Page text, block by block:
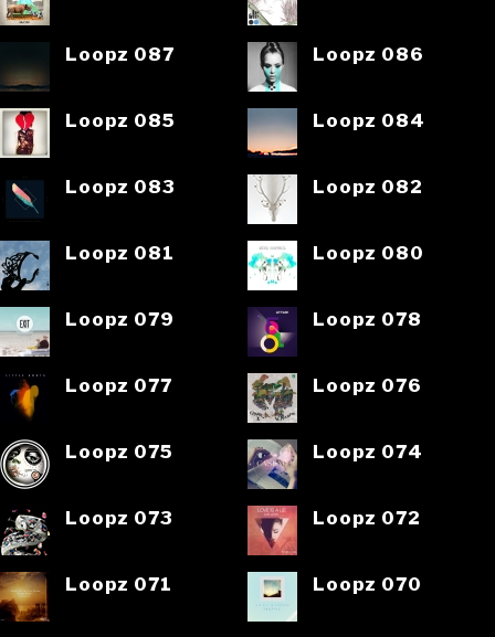
Loopz 087 Loopz 086
Loopz 085 Loopz 084
Loopz 083 Loopz 082
Loopz 081 Loopz 080
Loopz 079 Loopz 078
Loopz 077 Loopz 076
Loopz 075 Loopz 074
Loopz 073 Loopz 072
Loopz 071 Loopz 070